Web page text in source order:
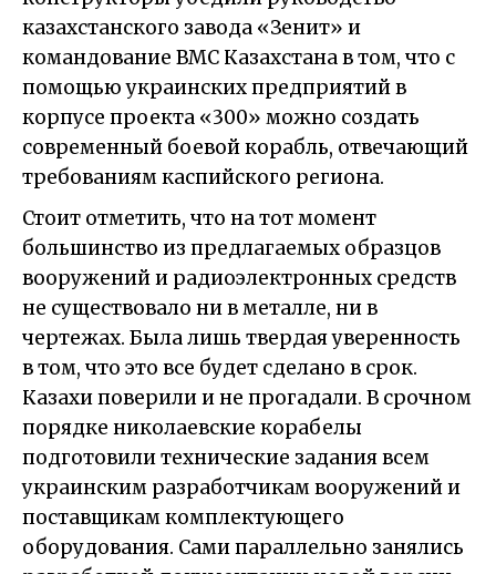
казахстанского завода «Зенит» и
командование ВМС Казахстана в том, что с
помощью украинских предприятий в
корпусе проекта «300» можно создать
современный боевой корабль, отвечающий
требованиям каспийского региона.
Стоит отметить, что на тот момент
большинство из предлагаемых образцов
вооружений и радиоэлектронных средств
не существовало ни в металле, ни в
чертежах. Была лишь твердая уверенность
в том, что это все будет сделано в срок.
Казахи поверили и не прогадали. В срочном
порядке николаевские корабелы
подготовили технические задания всем
украинским разработчикам вооружений и
поставщикам комплектующего
оборудования. Сами параллельно занялись